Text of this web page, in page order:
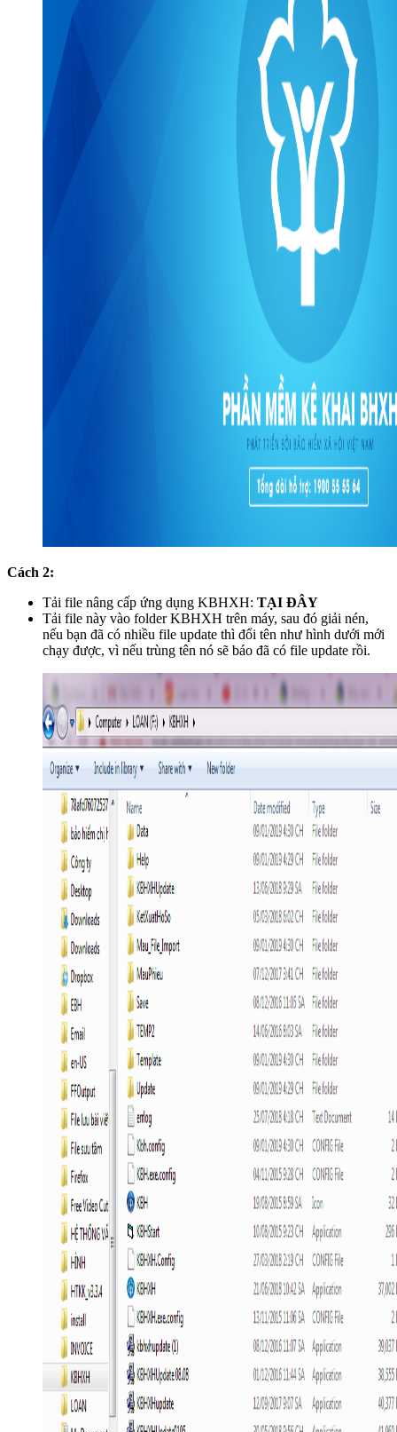
Cách 2:
Tải file nâng cấp ứng dụng KBHXH: TẠI ĐÂY
Tải file này vào folder KBHXH trên máy, sau đó giải nén,
nếu bạn đã có nhiều file update thì đổi tên như hình dưới mới
chạy được, vì nếu trùng tên nó sẽ báo đã có file update rồi.